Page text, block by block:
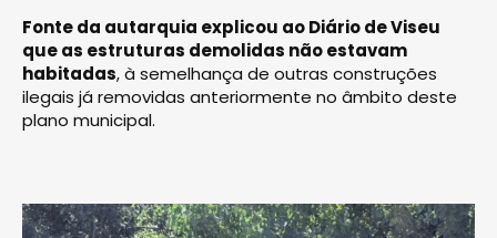
Fonte da autarquia explicou ao Diário de Viseu
que as estruturas demolidas não estavam
habitadas, à semelhança de outras construções
ilegais já removidas anteriormente no âmbito deste
plano municipal.